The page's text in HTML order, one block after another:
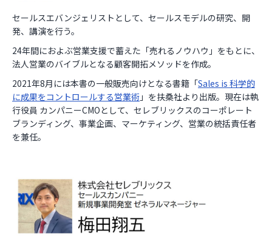
セールスエバンジェリストとして、セールスモデルの研究、開
発、講演を行う。
24年間におよぶ営業支援で蓄えた「売れるノウハウ」をもとに、
法人営業のバイブルとなる顧客開拓メソッドを作成。
2021年8月には本書の一般販売向けとなる書籍「Sales is 科学的
に成果をコントロールする営業術 」を扶桑社より出版。現在は執
行役員 カンパニーCMOとして、セレブリックスのコーポレート
ブランディング、事業企画、マーケティング、営業の統括責任者
を兼任。